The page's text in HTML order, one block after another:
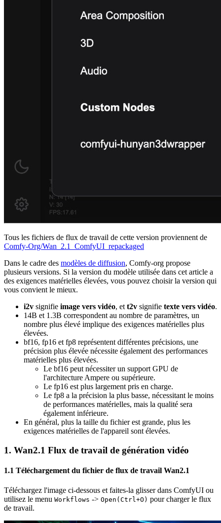
Tous les fichiers de flux de travail de cette version proviennent de
Comfy-Org/Wan_2.1_ComfyUI_repackaged
Dans le cadre des modèles de diffusion, Comfy-org propose
plusieurs versions. Si la version du modèle utilisée dans cet article a
des exigences matérielles élevées, vous pouvez choisir la version qui
vous convient le mieux.
i2v signifie image vers vidéo, ett2v signifie texte vers vidéo.
14B et 1.3B correspondent au nombre de paramètres, un
nombre plus élevé implique des exigences matérielles plus
élevées.
bf16, fp16 et fp8 représentent différentes précisions, une
précision plus élevée nécessite également des performances
matérielles plus élevées.
Le bf16 peut nécessiter un support GPU de
l'architecture Ampere ou supérieure.
Le fp16 est plus largement pris en charge.
Le fp8 a la précision la plus basse, nécessitant le moins
de performances matérielles, mais la qualité sera
également inférieure.
En général, plus la taille du fichier est grande, plus les
exigences matérielles de l'appareil sont élevées.
1. Wan2.1 Flux de travail de génération vidéo
1.1 Téléchargement du fichier de flux de travail Wan2.1
Téléchargez l'image ci-dessous et faites-la glisser dans ComfyUI ou
utilisez le menu Workflows -> Open(Ctrl+O) pour charger le flux
de travail.